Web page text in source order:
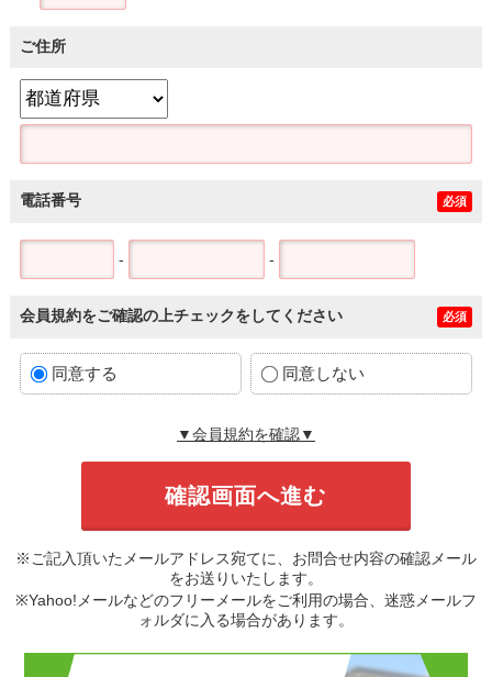
ご住所
電話番号 必須
- -
会員規約をご確認の上チェックをしてください 必須
同意する 同意しない
▼会員規約を確認▼
※ご記入頂いたメールアドレス宛てに、お問合せ内容の確認メール
をお送りいたします。
※Yahoo!メールなどのフリーメールをご利用の場合、迷惑メールフ
ォルダに入る場合があります。